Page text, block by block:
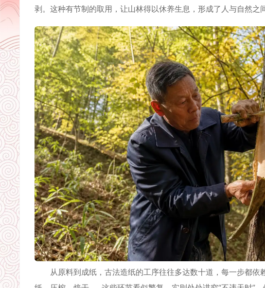
剥。这种有节制的取用，让山林得以休养生息，形成了人与自然之
从原料到成纸，古法造纸的工序往往多达数十道，每一步都依